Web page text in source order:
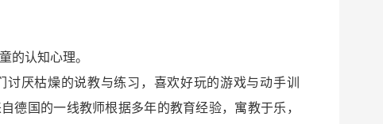
的认知心理。
厌枯燥的说教与练习，喜欢好玩的游戏与动手训
德国的一线教师根据多年的教育经验，寓教于乐，